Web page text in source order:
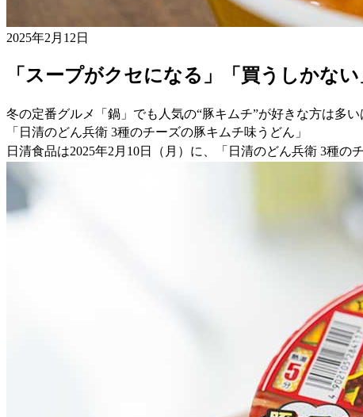
2025年2月12日
「スープがクセになる」「買うしかな
冬の定番グルメ「鍋」でも人気の“豚キムチ”が好きな方は多
「日清のどん兵衛 3種のチーズの豚キムチ味うどん」
日清食品は2025年2月10日（月）に、「日清のどん兵衛 3種